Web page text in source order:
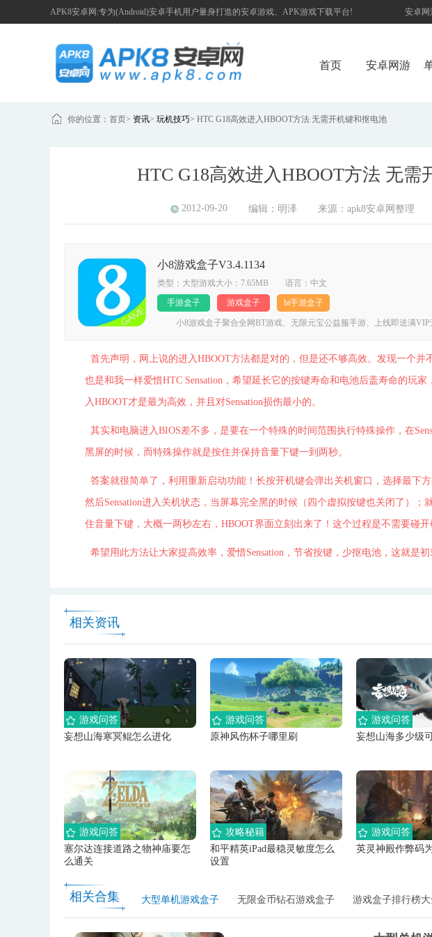
APK8安卓网:专为(Android)安卓手机用户量身打造的安卓游戏、APK游戏下载平台! 安卓网
首页 安卓网游
你的位置： 首页> 资讯> 玩机技巧> HTC G18高效进入HBOOT方法 无需开机键和抠电池
HTC G18高效进入HBOOT方法 无需
2012-09-20 编辑： 明泽 来源： apk8安卓网整理
小8游戏盒子V3.4.1134
类型：大型游戏大小：7.65MB 语言：中文
手游盒子
游戏盒子 bt手游盒子
小8游戏盒子聚合全网BT游戏、无限元宝公益服手游、上线即送满VIP
首先声明，网上说的进入HBOOT方法都是对的，但是还不够高效。发现一个
也是和我一样爱惜HTC Sensation，希望延长它的按键寿命和电池后盖寿命的玩
入HBOOT才是最为高效，并且对Sensation损伤最小的。
其实和电脑进入BIOS差不多，是要在一个特殊的时间范围执行特殊操作，在
黑屏的时候，而特殊操作就是按住并保持音量下键一到两秒。
答案就很简单了，利用重新启动功能！长按开机键会弹出关机窗口，选择最下
然后Sensation进入关机状态，当屏幕完全黑的时候（四个虚拟按键也关闭了）；
住音量下键，大概一两秒左右，HBOOT界面立刻出来了！这个过程是不需要碰
希望用此方法让大家提高效率，爱惜Sensation，节省按键，少抠电池，这就是初
相关资讯
妄想山海寒冥鲲怎么进化
游戏问答
原神风伤杯子哪里刷
游戏问答
妄想山海多少级
游戏问答
塞尔达连接道路之物神庙要怎
么通关
游戏问答
和平精英iPad最稳灵敏度怎么
设置
攻略秘籍
英灵神殿作弊码
游戏问答
相关合集 大型单机游戏盒子 无限金币钻石游戏盒子 游戏盒子排行榜大